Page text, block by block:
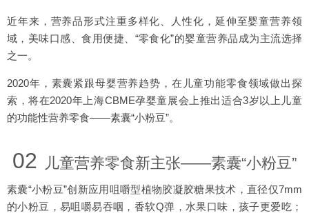
近年来，营养品形式注重多样化、人性化，延伸至婴童营养领
域，美味口感、食用便捷、“零食化”的婴童营养品成为主流选择
之一。
2020年，素囊紧跟母婴营养趋势，在儿童功能零食领域做出探
索，将在2020年上海CBME孕婴童展会上推出适合3岁以上儿童
的功能性营养零食——素囊“小粉豆”。
02 儿童营养零食新主张——素囊“小粉豆”
素囊“小粉豆”创新应用咀嚼型植物胶凝胶糖果技术，直径仅7mm
的小粉豆，易咀嚼易吞咽，香软Q弹，水果口味，孩子更爱吃；